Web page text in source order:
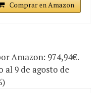
Comprar en Amazon
Amazon: 974,94€.
al 9 de agosto de